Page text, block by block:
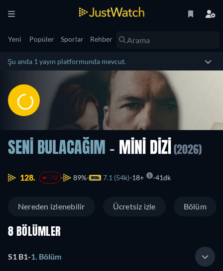
Yeni Popüler Sporlar Rehber
Şu anda 1 yayın platformunda mevcut.
SENI BULACAĞIM - MINI DIZI (2026)
128. -72 89% 7.1 (54k) 18+ 41dk
Nereden izlenebilir Ücretsiz izle Bölüm
8 BÖLÜMLER
S1 B1-1. Bölüm